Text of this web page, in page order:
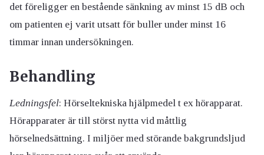
det föreligger en bestående sänkning av minst 15 dB och
om patienten ej varit utsatt för buller under minst 16
timmar innan undersökningen.
Behandling
Ledningsfel: Hörseltekniska hjälpmedel t ex hörapparat.
Hörapparater är till störst nytta vid måttlig
hörselnedsättning. I miljöer med störande bakgrundsljud